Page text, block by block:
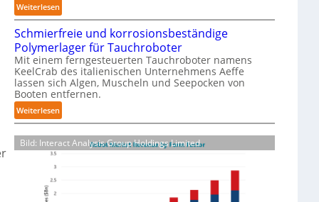
a
d
u
n
g
f
ü
r
K
r
l
e
F
i
n
g
e
r
g
r
e
Weiterlesen:
E
l
e
k
t
r
o
z
y
l
Schmierfreie und korrosionsbeständige
Polymerlager für Tauchroboter
Mit einem ferngesteuerten Tauchroboter namens
KeelCrab des italienischen Unternehmens Aeffe
lassen sich Algen, Muscheln und Seepocken von
Booten entfernen.
Weiterlesen:
S
c
h
Bild: Interact Analysis Group Holdings Limited